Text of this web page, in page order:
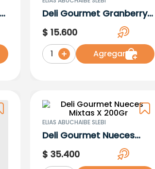
Deli Gourmet Granberry
X 200Gr
$ 15.600
1 Agregar
ELIAS ABUCHAIBE SLEBI
Deli Gourmet Nueces
Mixtas X 200Gr
$ 35.400